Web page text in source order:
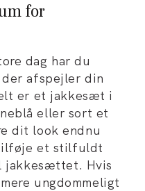
for
dag har du
afspejler din
er et jakkesæt i
eller sort et
dit look endnu
et stilfuldt
Hvis
ungdommeligt